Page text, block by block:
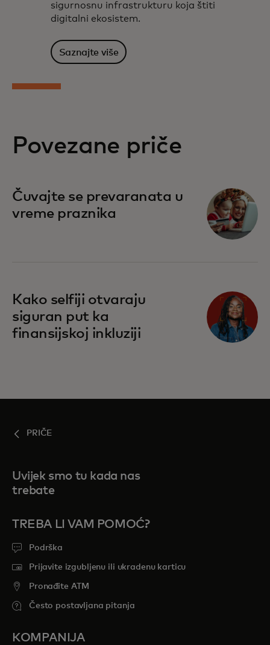
sigurnosnu infrastrukturu koja štiti
digitalni ekosistem.
Saznajte više
Povezane priče
Čuvajte se prevaranata u
vreme praznika
Kako selfiji otvaraju
siguran put ka
finansijskoj inkluziji
PRIČE
Uvijek smo tu kada nas
trebate
TREBA LI VAM POMOĆ?
Podrška
Prijavite izgubljenu ili ukradenu karticu
Pronađite ATM
Često postavljana pitanja
KOMPANIJA